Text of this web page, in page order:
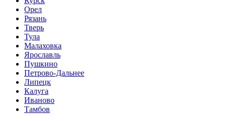
Орел
Рязань
Тверь
Тула
Малаховка
Ярославль
Пушкино
Петрово-Дальнее
Липецк
Калуга
Иваново
Тамбов